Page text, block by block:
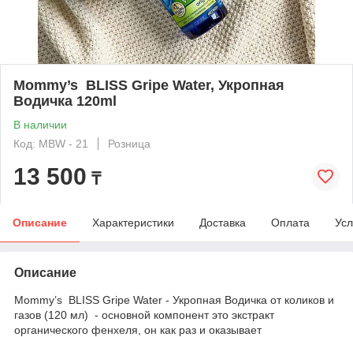
Mommy’s BLISS Gripe Water, Укропная
Водичка 120ml
В наличии
Код: MBW - 21
Розница
13 500 ₸
Описание Характеристики Доставка Оплата
Описание
Mommy’s BLISS Gripe Water - Укропная Водичка от коликов и
газов (120 мл) - основной компонент это экстракт
органического фенхеля, он как раз и оказывает